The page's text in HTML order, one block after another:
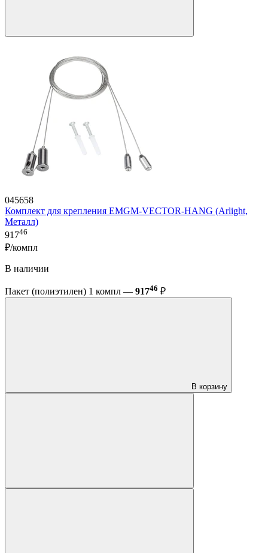
045658
Комплект для крепления EMGM-VECTOR-HANG (Arlight,
Металл)
91746
₽/компл
В наличии
Пакет (полиэтилен) 1 компл — 91746 ₽
В корзину